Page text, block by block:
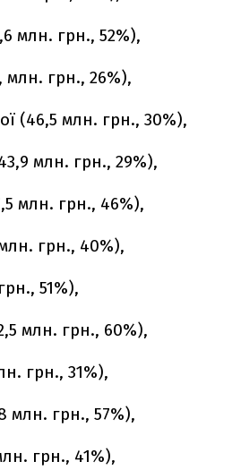
млн. грн., 52%),
млн. грн., 26%),
(46,5 млн. грн., 30%),
млн. грн., 29%),
млн. грн., 46%),
грн., 40%),
51%),
млн. грн., 60%),
грн., 31%),
млн. грн., 57%),
грн., 41%),